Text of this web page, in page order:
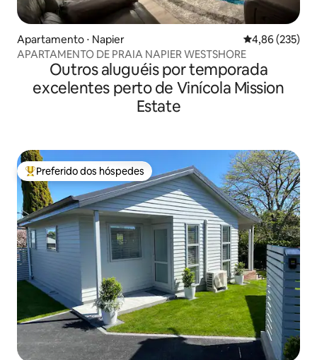
Apartamento ⋅ Napier 4,86 de uma
4,86 (235)
APARTAMENTO DE PRAIA NAPIER WESTSHORE
Outros aluguéis por temporada
excelentes perto de Vinícola Mission
Estate
Entre os melhores preferidos dos hóspedes
Preferido dos hóspedes